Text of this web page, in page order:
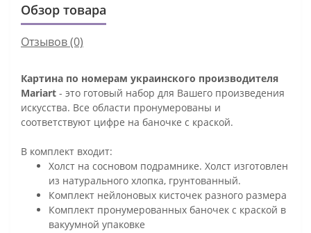
Обзор товара
Отзывов (0)
Картина по номерам украинского производителя
Mariart - это готовый набор для Вашего произведения
искусства. Все области пронумерованы и
соответствуют цифре на баночке с краской.
В комплект входит:
Холст на сосновом подрамнике. Холст изготовлен
из натурального хлопка, грунтованный.
Комплект нейлоновых кисточек разного размера
Комплект пронумерованных баночек с краской в
вакуумной упаковке